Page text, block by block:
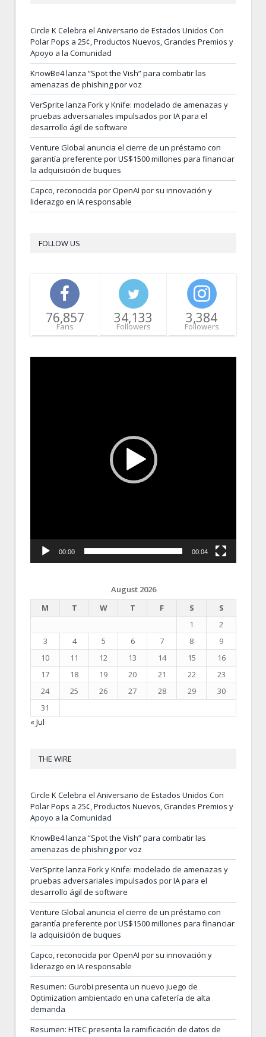
Circle K Celebra el Aniversario de Estados Unidos Con
Polar Pops a 25¢, Productos Nuevos, Grandes Premios y
Apoyo a la Comunidad
KnowBe4 lanza “Spot the Vish” para combatir las
amenazas de phishing por voz
VerSprite lanza Fork y Knife: modelado de amenazas y
pruebas adversariales impulsados por IA para el
desarrollo ágil de software
Venture Global anuncia el cierre de un préstamo con
garantía preferente por US$1500 millones para financiar
la adquisición de buques
Capco, reconocida por OpenAI por su innovación y
liderazgo en IA responsable
FOLLOW US
76,857
Fans
34,133
Followers
3,384
Followers
00:00 00:04
August 2026
M
T W T F S
S
1
2
3
4 5 6 7 8
9
10
11 12 13 14 15
16
17
18 19 20 21 22
23
24
25 26 27 28 29
30
31
« Jul
THE WIRE
Circle K Celebra el Aniversario de Estados Unidos Con
Polar Pops a 25¢, Productos Nuevos, Grandes Premios y
Apoyo a la Comunidad
KnowBe4 lanza “Spot the Vish” para combatir las
amenazas de phishing por voz
VerSprite lanza Fork y Knife: modelado de amenazas y
pruebas adversariales impulsados por IA para el
desarrollo ágil de software
Venture Global anuncia el cierre de un préstamo con
garantía preferente por US$1500 millones para financiar
la adquisición de buques
Capco, reconocida por OpenAI por su innovación y
liderazgo en IA responsable
Resumen: Gurobi presenta un nuevo juego de
Optimization ambientado en una cafetería de alta
demanda
Resumen: HTEC presenta la ramificación de datos de